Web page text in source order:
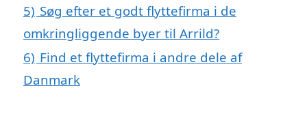
5) Søg efter et godt flyttefirma i de
omkringliggende byer til Arrild?
6) Find et flyttefirma i andre dele af
Danmark